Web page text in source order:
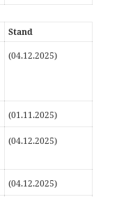
Stand
(04.12.2025)
(01.11.2025)
(04.12.2025)
(04.12.2025)